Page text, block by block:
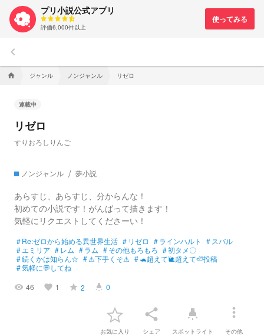
プリ小説公式アプリ
評価6,000件以上
keyboard_arrow_left
home ジャンル ノンジャンル リゼロ
連載中
リゼロ
すりおろしりんご
ノンジャンル 夢小説
あらすじ、あらすじ、分からんな！
初めての小説です！がんばって描きます！
気軽にリクエストしてくださーい！
#Re:ゼロから始める異世界生活 # リゼロ #ラインハルト # スバル
#エミリア #レム #ラム #その他もろもろ #初タメ〇
#続くかは知らん☆ #⚠下手くそ⚠ #🐢超えて🐌超えて🦥投稿
#気軽に💬してね
visibility 46 favorite 1 grade 2 highlight 0
お気に入り
share
シェア
highlight
スポットライト
more_vert
その他